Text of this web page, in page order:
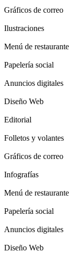
Gráficos de correo
Ilustraciones
Menú de restaurante
Papelería social
Anuncios digitales
Diseño Web
Editorial
Folletos y volantes
Gráficos de correo
Infografías
Menú de restaurante
Papelería social
Anuncios digitales
Diseño Web